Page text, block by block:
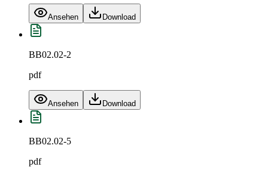
Ansehen Download
BB02.02-2
pdf
Ansehen Download
BB02.02-5
pdf